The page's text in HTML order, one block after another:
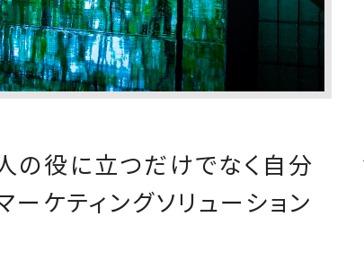
の役に立つだけでなく自分
ケティングソリューション